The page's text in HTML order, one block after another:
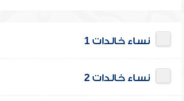
نساء خالدات 1
نساء خالدات 2